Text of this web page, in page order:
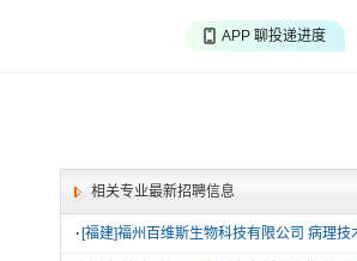
APP 聊投递进度
相关专业最新招聘信息
· [福建]福州百维斯生物科技有限公司 病理技